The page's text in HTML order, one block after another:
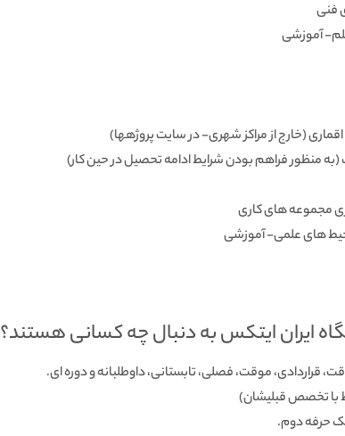
فنی
علم- آموزشی
(خارج از مراکز شهری- در سایت پروژه­ها)
منظور فراهم بودن شرایط ادامه تحصیل در حین کار)
مجموعه ­های کاری
های علمی- آموزشی
ایران ایتکس به دنبال چه کسانی هستند؟
قراردادی، موقت، فصلی، تابستانی، داوطلبانه و دوره ­ای.
با تخصص قبلی­شان)
حرفه دوم.